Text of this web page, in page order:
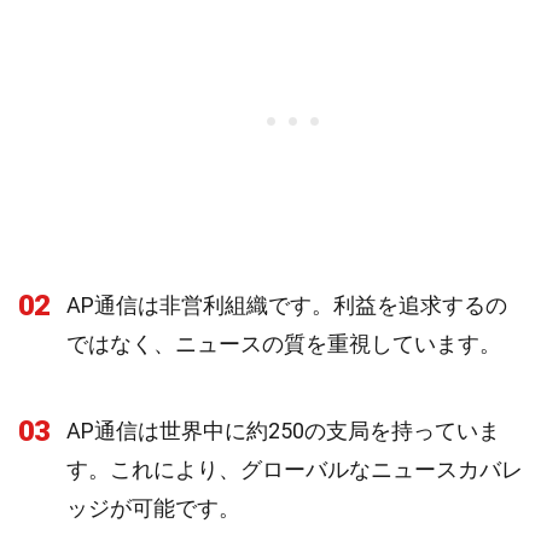
02
AP通信は非営利組織です。利益を追求するの
ではなく、ニュースの質を重視しています。
03
AP通信は世界中に約250の支局を持っていま
す。これにより、グローバルなニュースカバレ
ッジが可能です。